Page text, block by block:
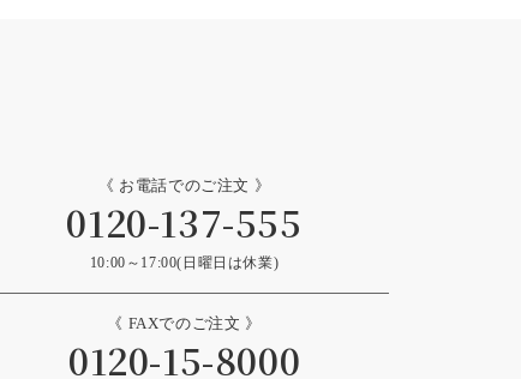
《 お電話でのご注文 》
0120-137-555
10:00～17:00(日曜日は休業)
《 FAXでのご注文 》
0120-15-8000